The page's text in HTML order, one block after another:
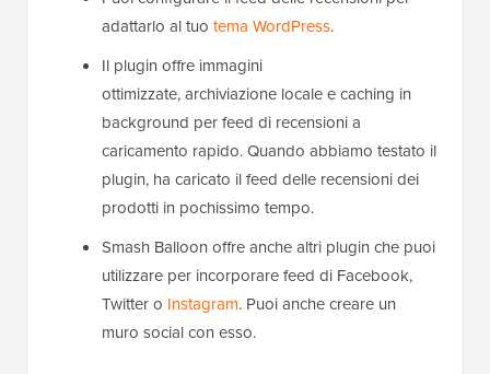
adattarlo al tuo tema WordPress.
Il plugin offre immagini
ottimizzate, archiviazione locale e caching in
background per feed di recensioni a
caricamento rapido. Quando abbiamo testato il
plugin, ha caricato il feed delle recensioni dei
prodotti in pochissimo tempo.
Smash Balloon offre anche altri plugin che puoi
utilizzare per incorporare feed di Facebook,
Twitter o Instagram. Puoi anche creare un
muro social con esso.